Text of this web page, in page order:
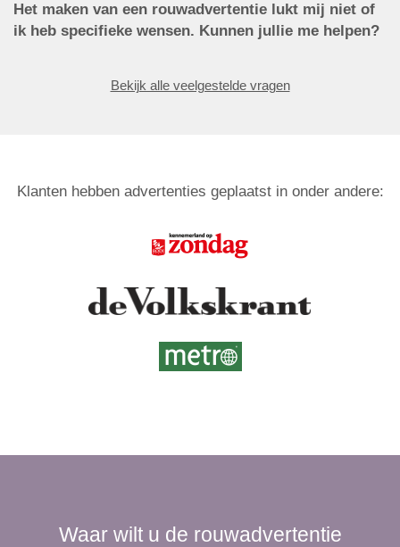
Het maken van een rouwadvertentie lukt mij niet of
ik heb specifieke wensen. Kunnen jullie me helpen?
Bekijk alle veelgestelde vragen
Klanten hebben advertenties geplaatst in onder andere:
Waar wilt u de rouwadvertentie